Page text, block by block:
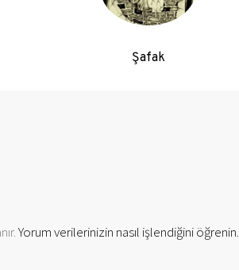
Şafak
Yorum verilerinizin nasıl işlendiğini öğrenin.